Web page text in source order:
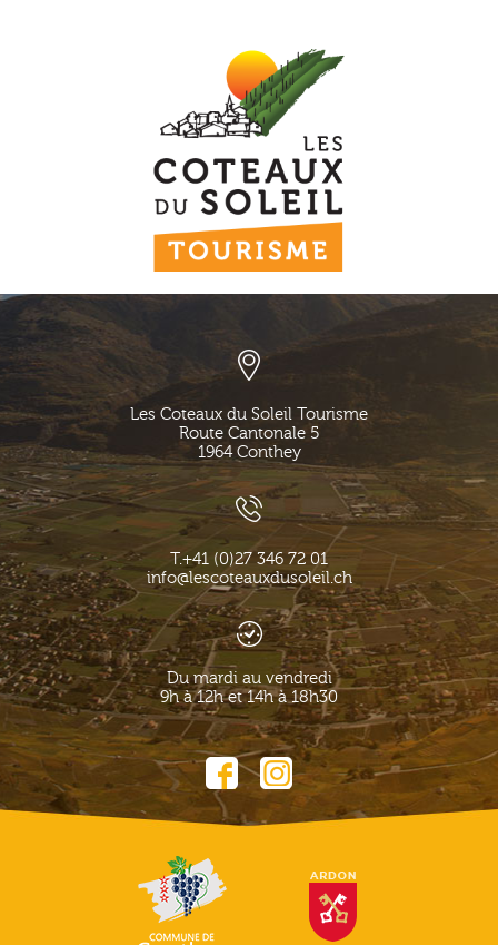
Les Coteaux du Soleil Tourisme
Route Cantonale 5
1964 Conthey
T.+41 (0)27 346 72 01
info@lescoteauxdusoleil.ch
Du mardi au vendredi
9h à 12h et 14h à 18h30